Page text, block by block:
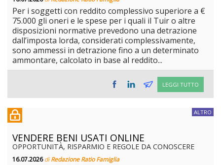
Per i soggetti con reddito complessivo superiore a €
75.000 gli oneri e le spese per i quali il Tuir o altre
disposizioni normative prevedono una detrazione
dall’imposta lorda, considerati complessivamente,
sono ammessi in detrazione fino a un determinato
ammontare, calcolato in base al reddito...
LEGGI TUTTO
ALTRO
VENDERE BENI USATI ONLINE
OPPORTUNITÀ, RISPARMIO E REGOLE DA CONOSCERE
16.07.2026diRedazione Ratio Famiglia